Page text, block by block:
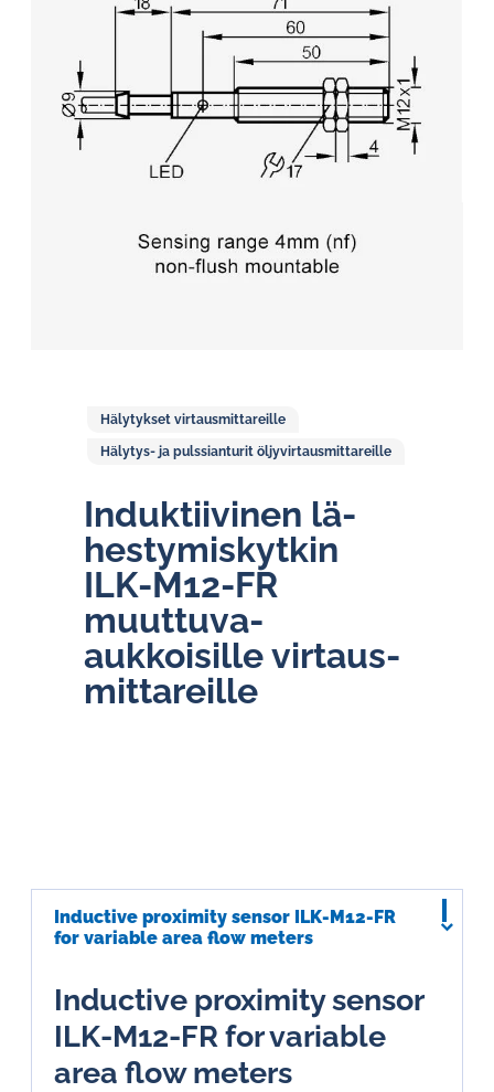
Hälytykset virtausmittareille
Hälytys- ja pulssianturit öljyvirtausmittareille
In­duk­tii­vi­nen lä­
hes­ty­mis­kyt­kin
ILK-M12-FR
muuttuva-
aukkoisille virtaus-
mittareille
Inductive proximity sensor ILK-M12-FR
for variable area flow meters
Inductive proximity sensor
ILK-M12-FR for variable
area flow meters